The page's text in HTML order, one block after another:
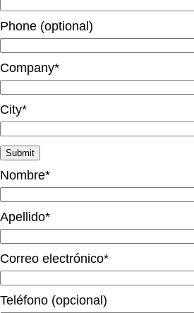
Phone (optional)
Company*
City*
Nombre*
Apellido*
Correo electrónico*
Teléfono (opcional)